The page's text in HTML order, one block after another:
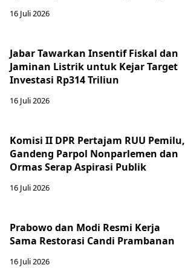
16 Juli 2026
Jabar Tawarkan Insentif Fiskal dan
Jaminan Listrik untuk Kejar Target
Investasi Rp314 Triliun
16 Juli 2026
Komisi II DPR Pertajam RUU Pemilu,
Gandeng Parpol Nonparlemen dan
Ormas Serap Aspirasi Publik
16 Juli 2026
Prabowo dan Modi Resmi Kerja
Sama Restorasi Candi Prambanan
16 Juli 2026